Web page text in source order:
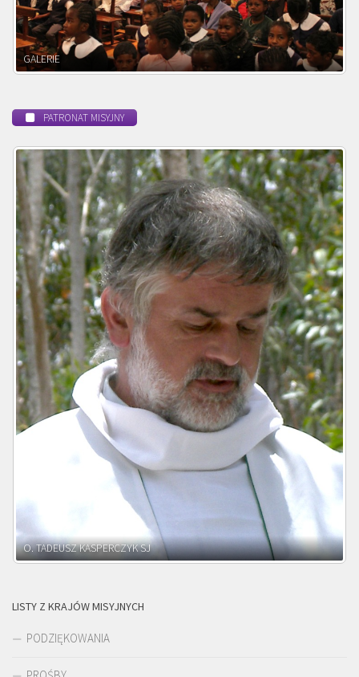
POWOŁANIE MISYJNE
PATRONAT MISYJNY
O. ADNRZEJ LEŚNIARA SJ
LISTY Z KRAJÓW MISYJNYCH
PODZIĘKOWANIA